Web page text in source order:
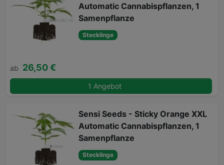
Automatic Cannabispflanzen, 1
Samenpflanze
Stecklinge
ab 26,50 €
1 Angebot
Sensi Seeds - Sticky Orange XXL
Automatic Cannabispflanzen, 1
Samenpflanze
Stecklinge